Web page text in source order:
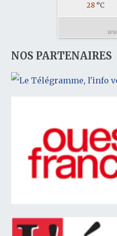
28 °C
NOS PARTENAIRES